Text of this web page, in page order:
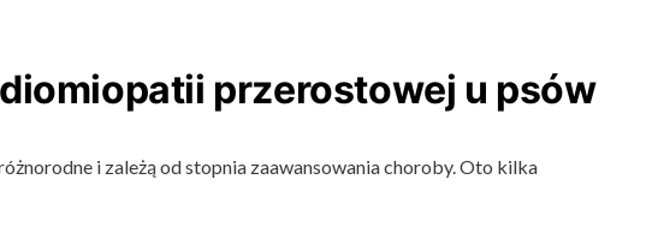
przerostowej u psów
i zależą od stopnia zaawansowania choroby. Oto kilka